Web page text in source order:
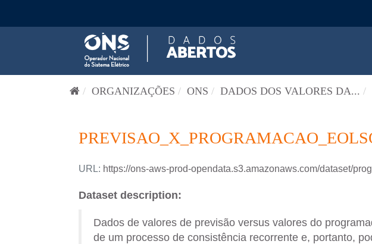
ORGANIZAÇÕES ONS DADOS DOS VALORES DA...
URL: https://ons-aws-prod-opendata.s3.amazonaws.com/dataset/
Dataset description:
Dados de valores de previsão versus valores do
de um processo de consistência recorrente e, portanto,